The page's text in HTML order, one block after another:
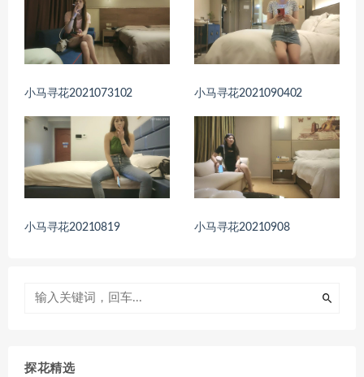
小马寻花2021073102 小马寻花2021090402
小马寻花20210819 小马寻花20210908
探花精选